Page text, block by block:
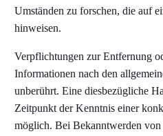
Umständen zu forschen, die auf
hinweisen.
Verpflichtungen zur Entfernung
Informationen nach den
unberührt. Eine diesbezügliche
Zeitpunkt der Kenntnis einer
möglich. Bei Bekanntwerden von